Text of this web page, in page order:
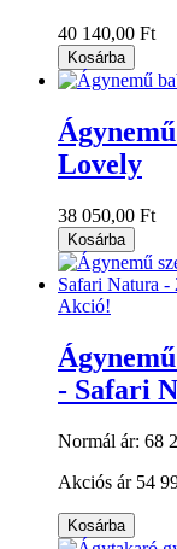
40 140,00 Ft
Kosárba
Lovely
38 050,00 Ft
Kosárba
Akció!
- Safari
Normál ár: 68
Akciós ár 54
Kosárba